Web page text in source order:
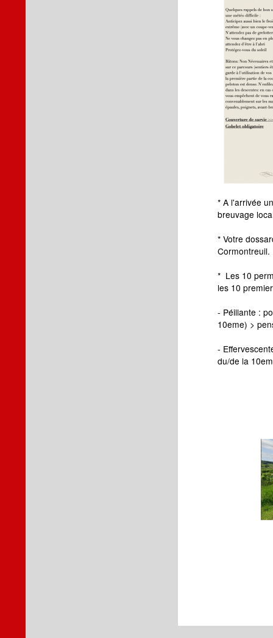
* A l'arrivée
breuvage
* Votre
Cormontreuil.
* Les 10
les 10
- Péillante :
10eme) >
-
du/de la